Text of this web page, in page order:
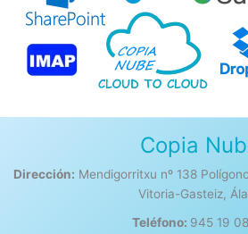
Copia
Dirección: Mendigorritxu nº 138
Vitoria-Gasteiz,
Teléfono: 945 19